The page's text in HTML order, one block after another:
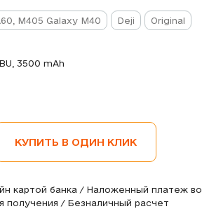
M405 Galaxy M40 Deji Original
3500 mAh
КУПИТЬ В ОДИН КЛИК
картой банка / Наложенный платеж во
получения / Безналичный расчет